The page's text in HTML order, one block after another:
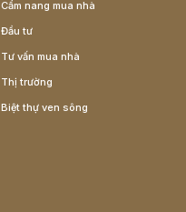
Cẩm nang mua nhà
Đầu tư
Tư vấn mua nhà
Thị trường
Biệt thự ven sông